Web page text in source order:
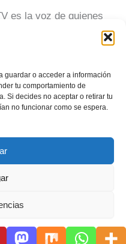
guardar o acceder a información
tu comportamiento de
Si decides no aceptar o retirar tu
no funcionar como se espera.
AVISO DE PRIVACIDAD
es la voz de quienes
y participativo.
con la
de noticias claras,